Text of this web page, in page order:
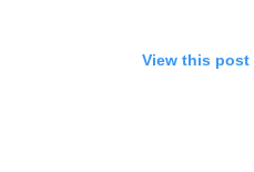
View this post